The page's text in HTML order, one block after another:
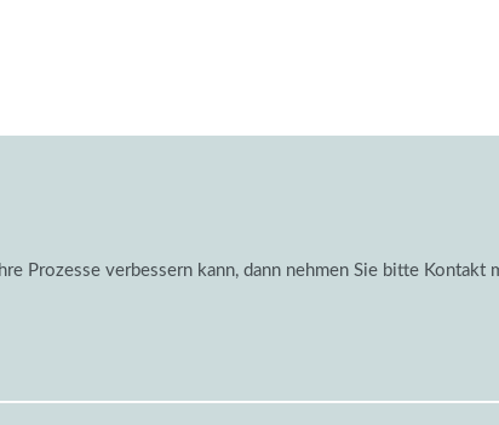
Prozesse verbessern kann, dann nehmen Sie bitte Kontakt